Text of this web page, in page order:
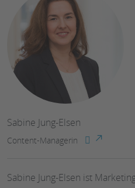
Sabine Jung-Elsen
Content-Managerin
Sabine Jung-Elsen ist